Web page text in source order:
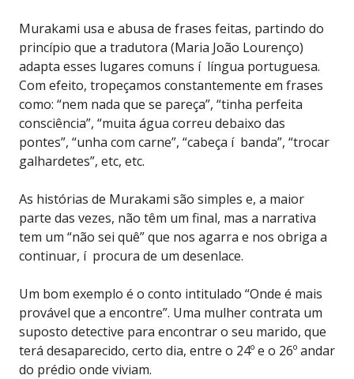
Murakami usa e abusa de frases feitas, partindo do
princípio que a tradutora (Maria João Lourenço)
adapta esses lugares comuns í língua portuguesa.
Com efeito, tropeçamos constantemente em frases
como: “nem nada que se pareça”, “tinha perfeita
consciência”, “muita água correu debaixo das
pontes”, “unha com carne”, “cabeça í banda”, “trocar
galhardetes”, etc, etc.
As histórias de Murakami são simples e, a maior
parte das vezes, não têm um final, mas a narrativa
tem um “não sei quê” que nos agarra e nos obriga a
continuar, í procura de um desenlace.
Um bom exemplo é o conto intitulado “Onde é mais
provável que a encontre”. Uma mulher contrata um
suposto detective para encontrar o seu marido, que
terá desaparecido, certo dia, entre o 24º e o 26º andar
do prédio onde viviam.